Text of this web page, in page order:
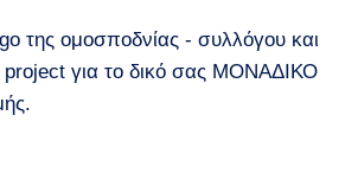
της ομοσποδνίας - συλλόγου και
project για το δικό σας ΜΟΝΑΔΙΚΟ